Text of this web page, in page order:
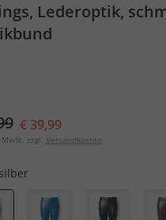
Lederoptik,
€ 39,99
zzgl. Versandkosten
silber